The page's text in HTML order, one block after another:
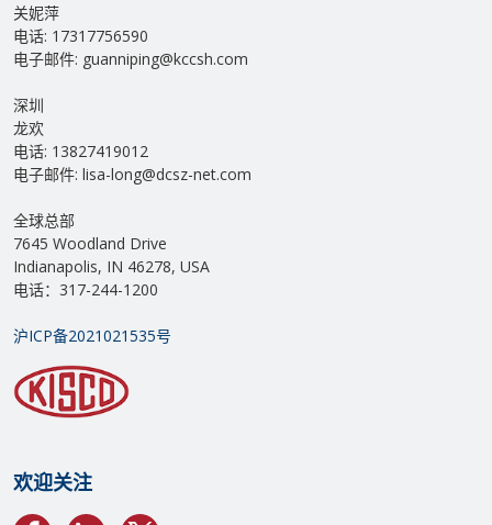
关妮萍
电话: 17317756590
电子邮件: guanniping@kccsh.com
深圳
龙欢
电话: 13827419012
电子邮件: lisa-long@dcsz-net.com
全球总部
7645 Woodland Drive
Indianapolis, IN 46278, USA
电话：317-244-1200
沪ICP备2021021535号
欢迎关注